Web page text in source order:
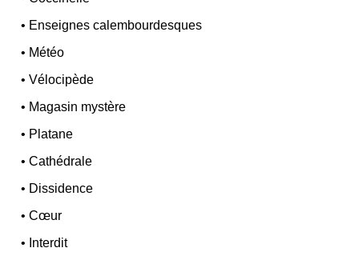
• Enseignes calembourdesques
• Météo
•Vélocipède
• Magasin mystère
• Platane
•Cathédrale
• Dissidence
•Cœur
• Interdit